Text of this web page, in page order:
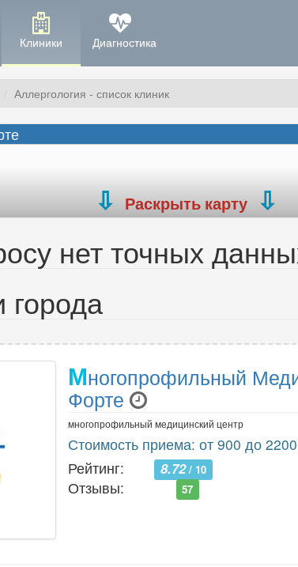
Клиники Диагностика
Аллергология - список клиник
Раскрыть карту
нет точных
Многопрофильный
Форте
многопрофильный медицинский центр
Стоимость приема: от 900 до 2200
Рейтинг:
8.72/ 10
Отзывы: 57